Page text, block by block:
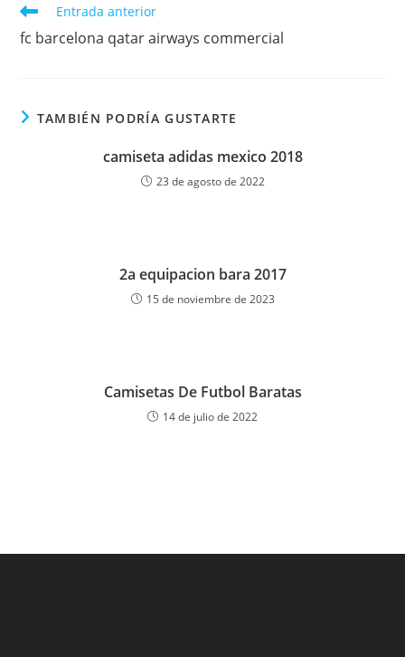
Leer
artículos
Entrada anterior
fc barcelona qatar airways commercial
TAMBIÉN PODRÍA GUSTARTE
camiseta adidas mexico 2018
23 de agosto de 2022
2a equipacion bara 2017
15 de noviembre de 2023
Camisetas De Futbol Baratas
14 de julio de 2022